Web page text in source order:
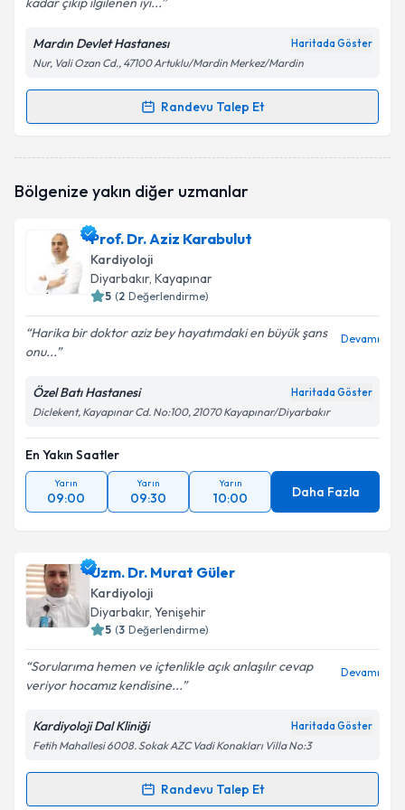
Kişisel verilerimin işlenmesine ilişkinAydınlatma
Metni'ni okudum ve kişisel verilerimin belirtilen
kapsamda işlenmesini kabul ediyorum.
Takvim Talebini Gönder
Mardın Devlet Hastanesı Haritada Göster
Nur, Vali Ozan Cd., 47100 Artuklu/Mardin Merkez/Mardin
Randevu Talep Et
Randevu Takvimi Talebi
talebi oluşturun. Size bu uzmandan randevu almanız
bilgilendireceğiz.
E-posta Adresiniz
kapsamda işlenmesini kabul ediyorum.
Bölgenize yakın diğer uzmanlar
Prof. Dr. Aziz Karabulut
Kardiyoloji
Diyarbakır, Kayapınar
5 (2 Değerlendirme)
Harika bir doktor aziz bey hayatımdaki en büyük şans
onu...
Devamı
Özel Batı Hastanesi Haritada Göster
Diclekent, Kayapınar Cd. No:100, 21070 Kayapınar/Diyarbakır
En Yakın Saatler
Yarın
09:00
Yarın
09:30
Yarın
10:00 Daha Fazla
Uzm. Dr. Murat Güler
Kardiyoloji
Diyarbakır, Yenişehir
5 (3 Değerlendirme)
Sorularıma hemen ve içtenlikle açık anlaşılır cevap
veriyor hocamız kendisine...
Devamı
Kardiyoloji Dal Kliniği Haritada Göster
Fetih Mahallesi 6008. Sokak AZC Vadi Konakları Villa No:3
Randevu Talep Et
Randevu Takvimi Talebi